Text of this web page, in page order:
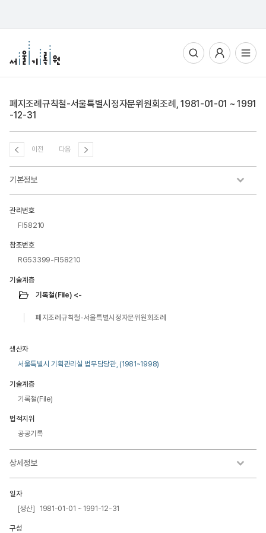
전체메뉴열기
폐지조례규칙철-서울특별시정자문위원회조례, 1981-01-01 ~ 1991
-12-31
이전 다음
기본정보
관리번호
FI58210
참조번호
RG53399-FI58210
기술계층
기록철(File) <-
폐지조례규칙철-서울특별시정자문위원회조례
생산자
서울특별시 기획관리실 법무담당관, (1981~1998)
기술계층
기록철(File)
법적지위
공공기록
상세정보
일자
[생산] 1981-01-01 ~ 1991-12-31
구성